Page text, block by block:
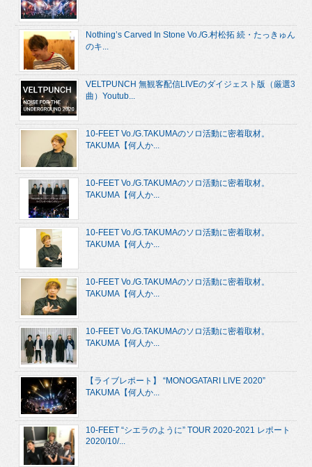
Nothing’s Carved In Stone Vo./G.村松拓 続・たっきゅん
のキ...
VELTPUNCH 無観客配信LIVEのダイジェスト版（厳選3
曲）Youtub...
10-FEET Vo./G.TAKUMAのソロ活動に密着取材。
TAKUMA【何人か...
10-FEET Vo./G.TAKUMAのソロ活動に密着取材。
TAKUMA【何人か...
10-FEET Vo./G.TAKUMAのソロ活動に密着取材。
TAKUMA【何人か...
10-FEET Vo./G.TAKUMAのソロ活動に密着取材。
TAKUMA【何人か...
10-FEET Vo./G.TAKUMAのソロ活動に密着取材。
TAKUMA【何人か...
【ライブレポート】 “MONOGATARI LIVE 2020”
TAKUMA【何人か...
10-FEET “シエラのように” TOUR 2020-2021 レポート
2020/10/...